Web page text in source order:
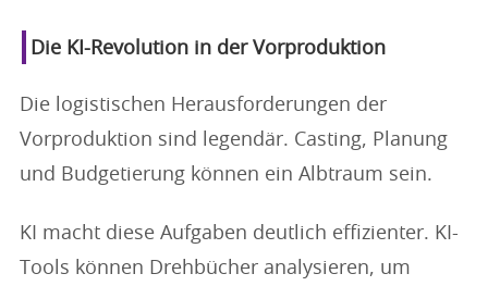
Die KI-Revolution in der Vorproduktion
Die logistischen Herausforderungen der
Vorproduktion sind legendär. Casting, Planung
und Budgetierung können ein Albtraum sein.
KI macht diese Aufgaben deutlich effizienter. KI-
Tools können Drehbücher analysieren, um